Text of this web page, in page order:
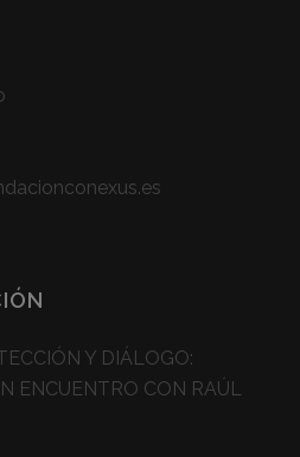
Y DIÁLOGO:
ENCUENTRO CON RAÚL